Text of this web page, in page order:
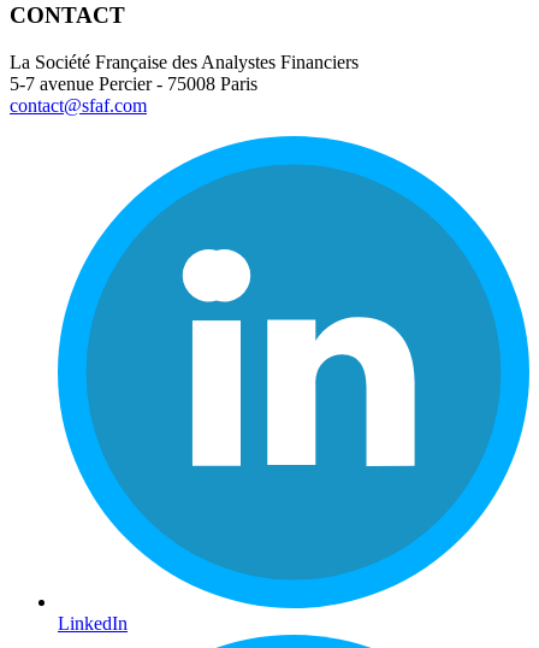
CONTACT
La Société Française des Analystes Financiers
5-7 avenue Percier - 75008 Paris
contact@sfaf.com
LinkedIn